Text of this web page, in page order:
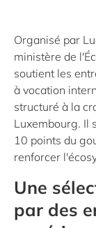
Organisé par
ministère de
soutient les
à vocation
structuré à la
Luxembourg. Il
10 points du
renforcer
Une
par des